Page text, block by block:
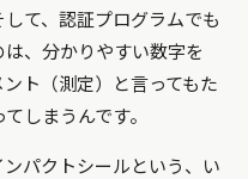
て、認証プログラムでも
、分かりやすい数字を
ト（測定）と言ってもた
しまうんです。
パクトシールという、い